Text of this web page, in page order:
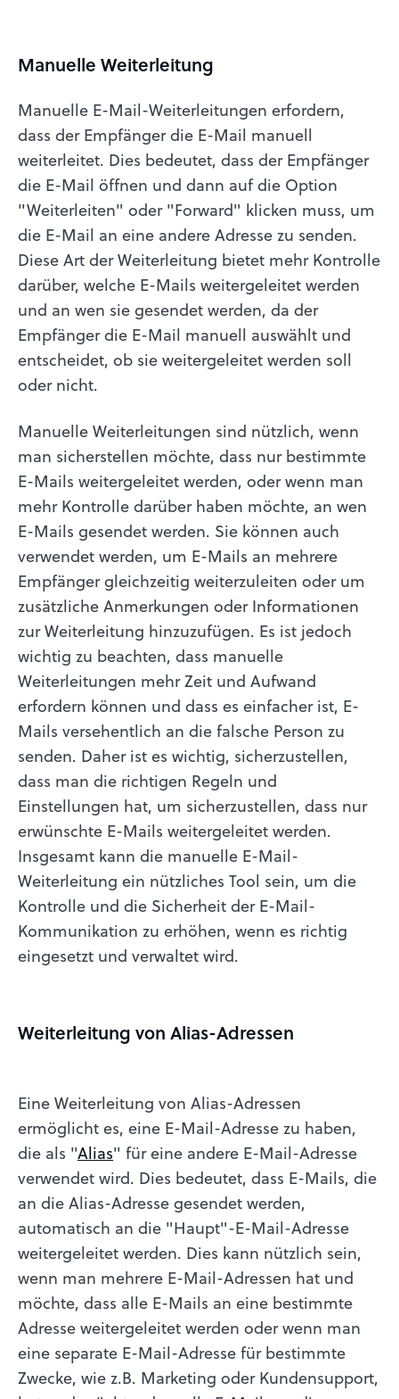
Manuelle Weiterleitung
Manuelle E-Mail-Weiterleitungen erfordern,
dass der Empfänger die E-Mail manuell
weiterleitet. Dies bedeutet, dass der Empfänger
die E-Mail öffnen und dann auf die Option
"Weiterleiten" oder "Forward" klicken muss, um
die E-Mail an eine andere Adresse zu senden.
Diese Art der Weiterleitung bietet mehr Kontrolle
darüber, welche E-Mails weitergeleitet werden
und an wen sie gesendet werden, da der
Empfänger die E-Mail manuell auswählt und
entscheidet, ob sie weitergeleitet werden soll
oder nicht.
Manuelle Weiterleitungen sind nützlich, wenn
man sicherstellen möchte, dass nur bestimmte
E-Mails weitergeleitet werden, oder wenn man
mehr Kontrolle darüber haben möchte, an wen
E-Mails gesendet werden. Sie können auch
verwendet werden, um E-Mails an mehrere
Empfänger gleichzeitig weiterzuleiten oder um
zusätzliche Anmerkungen oder Informationen
zur Weiterleitung hinzuzufügen. Es ist jedoch
wichtig zu beachten, dass manuelle
Weiterleitungen mehr Zeit und Aufwand
erfordern können und dass es einfacher ist, E-
Mails versehentlich an die falsche Person zu
senden. Daher ist es wichtig, sicherzustellen,
dass man die richtigen Regeln und
Einstellungen hat, um sicherzustellen, dass nur
erwünschte E-Mails weitergeleitet werden.
Insgesamt kann die manuelle E-Mail-
Weiterleitung ein nützliches Tool sein, um die
Kontrolle und die Sicherheit der E-Mail-
Kommunikation zu erhöhen, wenn es richtig
eingesetzt und verwaltet wird.
Weiterleitung von Alias-Adressen
Eine Weiterleitung von Alias-Adressen
ermöglicht es, eine E-Mail-Adresse zu haben,
die als "Alias" für eine andere E-Mail-Adresse
verwendet wird. Dies bedeutet, dass E-Mails, die
an die Alias-Adresse gesendet werden,
automatisch an die "Haupt"-E-Mail-Adresse
weitergeleitet werden. Dies kann nützlich sein,
wenn man mehrere E-Mail-Adressen hat und
möchte, dass alle E-Mails an eine bestimmte
Adresse weitergeleitet werden oder wenn man
eine separate E-Mail-Adresse für bestimmte
Zwecke, wie z.B. Marketing oder Kundensupport,